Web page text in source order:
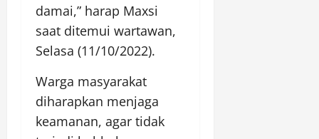
damai,” harap Maxsi
saat ditemui wartawan,
Selasa (11/10/2022).
Warga masyarakat
diharapkan menjaga
keamanan, agar tidak